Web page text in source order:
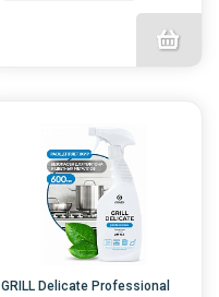
GRILL Delicate Professional